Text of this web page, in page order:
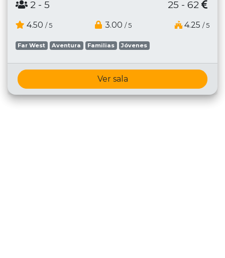
2 - 5 25 - 62
4.50 / 5 3.00 / 5 4.25 / 5
Far West Aventura Familias Jóvenes
Ver sala